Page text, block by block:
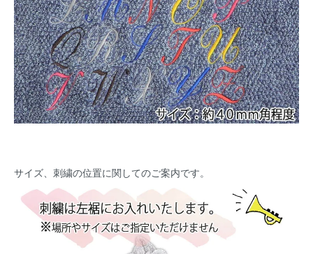
サイズ、刺繍の位置に関してのご案内です。